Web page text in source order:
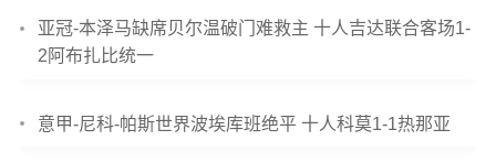
亚冠-本泽马缺席贝尔温破门难救主 十人吉达联合客场1-
2阿布扎比统一
意甲-尼科-帕斯世界波埃库班绝平 十人科莫1-1热那亚